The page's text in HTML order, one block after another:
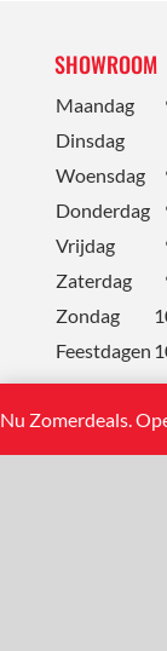
Nu Zomerdeals.
SHOWROOM
Maandag
Dinsdag
Woensdag
Donderdag
Vrijdag
Zaterdag
Zondag
Feestdagen
CONTACT